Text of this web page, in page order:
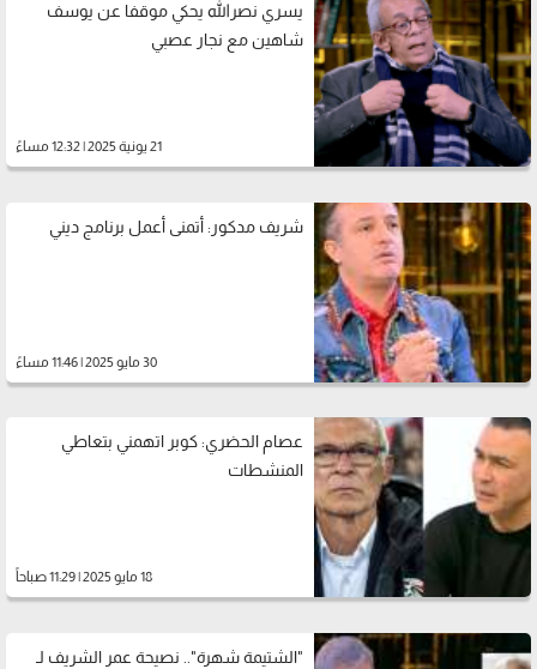
يسري نصرالله يحكي موقفا عن يوسف
شاهين مع نجار عصبي
21 يونية 2025 | 12:32 مساءً
شريف مدكور: أتمنى أعمل برنامج ديني
30 مايو 2025 | 11:46 مساءً
عصام الحضري: كوبر اتهمني بتعاطي
المنشطات
18 مايو 2025 | 11:29 صباحاً
"الشتيمة شهرة".. نصيحة عمر الشريف لـ